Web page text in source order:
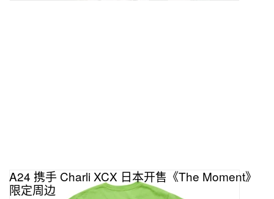
A24 携手 Charli XCX 日本开售《The Moment》
限定周边